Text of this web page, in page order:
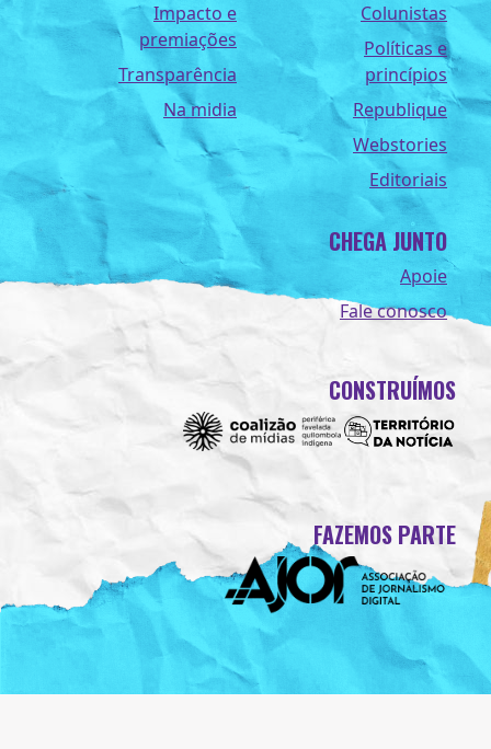
Impacto e
premiações
Transparência
Na midia
Colunistas
Políticas e
princípios
Republique
Webstories
Editoriais
CHEGA JUNTO
Apoie
Fale conosco
CONSTRUÍMOS
FAZEMOS PARTE